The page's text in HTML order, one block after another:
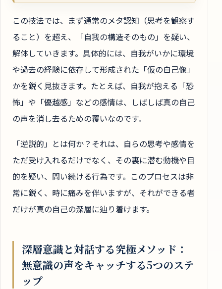
この技法では、まず通常のメタ認知（思考を観察す
ること）を超え、「自我の構造そのもの」を疑い、
解体していきます。具体的には、自我がいかに環境
や過去の経験に依存して形成された「仮の自己像」
かを鋭く見抜きます。たとえば、自我が抱える「恐
怖」や「優越感」などの感情は、しばしば真の自己
の声を消し去るための覆いなのです。
「逆説的」とは何か？それは、自らの思考や感情を
ただ受け入れるだけでなく、その裏に潜む動機や目
的を疑い、問い続ける行為です。このプロセスは非
常に鋭く、時に痛みを伴いますが、それができる者
だけが真の自己の深層に辿り着けます。
深層意識と対話する究極メソッド：
無意識の声をキャッチする5つのステ
ップ